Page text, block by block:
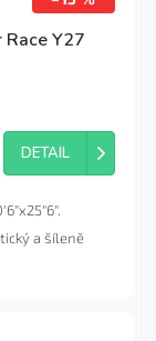
Y27
DETAIL
a šíleně